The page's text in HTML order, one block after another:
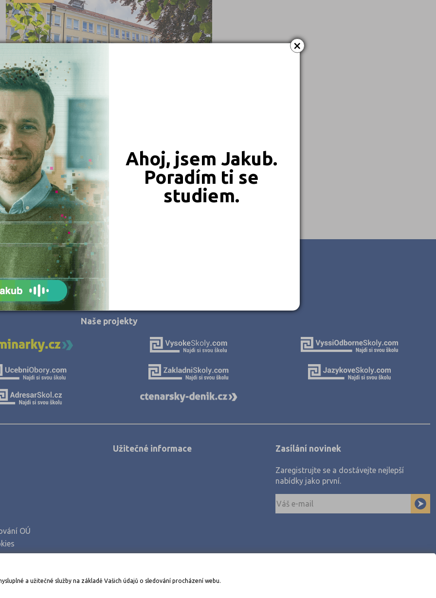
×
Ahoj, jsem Jakub.
Poradím ti se
studiem.
Brno-venkov (1)
Bruntál (1)
Břeclav (3)
Česká Lípa (1)
České Budějovice (7)
Český Krumlov (1)
Děčín (3)
Domažlice (3)
Frýdek-Místek (2)
Havlíčkův Brod (2)
Hodonín (2)
Hradec Králové (2)
Cheb (1)
Chomutov (2)
Chrudim (1)
Jeseník (2)
Jičín (2)
Jihlava (1)
Jindřichův Hradec (2)
Kladno (6)
Klatovy (1)
Kroměříž (3)
Náchod (2)
Olomouc (3)
Střední průmyslová škola Žďár nad Sázavou
Studentská 1, 59101 Žďár nad Sázavou
Ředitel: Ing. Jiří Straka
JSME TAM, KDE JSTE VY
Naše projekty
OÚ
Stáhněte si aplikaci Adresář škol
Užitečné informace Zasílání novinek
Zaregistrujte se a dostávejte nejlepší
nabídky jako první.
a užitečné služby na základě Vašich údajů o sledování procházení webu.